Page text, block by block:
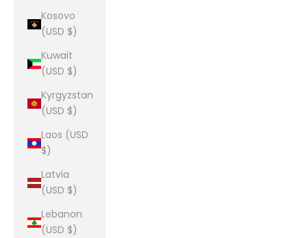
Kosovo
(USD $)
Kuwait
(USD $)
Kyrgyzstan
(USD $)
Laos (USD
$)
Latvia
(USD $)
Lebanon
(USD $)